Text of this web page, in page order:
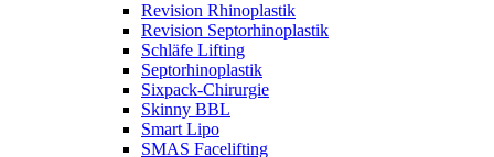
Revision Rhinoplastik
Revision Septorhinoplastik
Schläfe Lifting
Septorhinoplastik
Sixpack-Chirurgie
Skinny BBL
Smart Lipo
SMAS Facelifting